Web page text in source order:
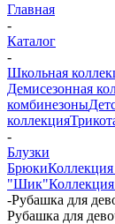
Главная
-
Каталог
-
Школьная
Демисезонная
комбинезоны
коллекция
-
Блузки
Брюки
"Шик"
-Рубашка для
Рубашка для